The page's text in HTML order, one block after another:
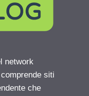
network
siti
che